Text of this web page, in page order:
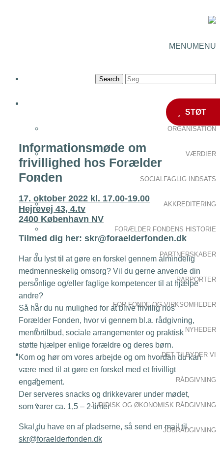
MENUMENU
ORGANISATION
VÆRDIER
SOCIALFAGLIG INDSATS
AKKREDITERING
FORÆLDER FONDENS HISTORIE
PARTNERSKABER
RAPPORTER
FOR FONDE OG VIRKSOMHEDER
NYHEDER
DET TILBYDER VI
RÅDGIVNING
JURIDISK OG ØKONOMISK RÅDGIVNING
JOBRÅDGIVNING
Informationsmøde om
frivillighed hos Forælder
Fonden
17. oktober 2022 kl. 17.00-19.00
Hejrevej 43, 4.tv
2400 København NV
Tilmed dig her: skr@foraelderfonden.dk
Har du lyst til at gøre en forskel gennem almindelig
medmenneskelig omsorg? Vil du gerne anvende din
personlige og/eller faglige kompetencer til at hjælpe
andre?
Så har du nu mulighed for at blive frivillig hos
Forælder Fonden, hvor vi gennem bl.a. rådgivning,
mentortilbud, sociale arrangementer og praktisk
støtte hjælper enlige forældre og deres børn.
Kom og hør om vores arbejde og om hvordan du kan
være med til at gøre en forskel med et frivilligt
engagement.
Der serveres snacks og drikkevarer under mødet,
som varer ca. 1,5 – 2 timer
Skal du have en af pladserne, så send en mail til
skr@foraelderfonden.dk
STØT